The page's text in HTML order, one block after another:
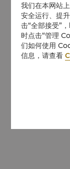
我们在本网站
安全运行、提
击“全部接受”
时点击“管理
们如何使用
信息，请查看